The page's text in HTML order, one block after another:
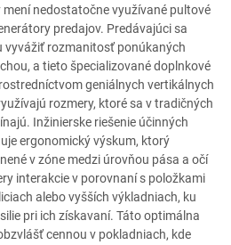
nedostatočne využívané pultové
predajov. Predávajúci sa
vyvážiť rozmanitosť ponúkaných
a tieto špecializované doplnkové
geniálnych vertikálnych
rozmery, ktoré sa v tradičných
Inžinierske riešenie účinných
ergonomický výskum, ktorý
v zóne medzi úrovňou pása a očí
interakcie v porovnaní s položkami
alebo vyšších výkladniach, ku
pri ich získavaní. Táto optimálna
cennou v pokladniach, kde